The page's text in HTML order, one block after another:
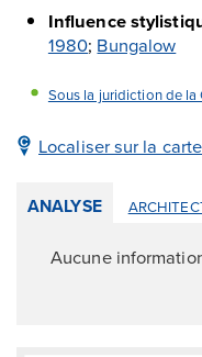
Influence
1980; Bungalow
Sous la juridiction de la
Localiser sur la
ANALYSE
Aucune